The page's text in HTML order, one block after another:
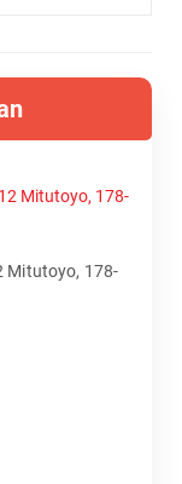
Mitutoyo, 178-